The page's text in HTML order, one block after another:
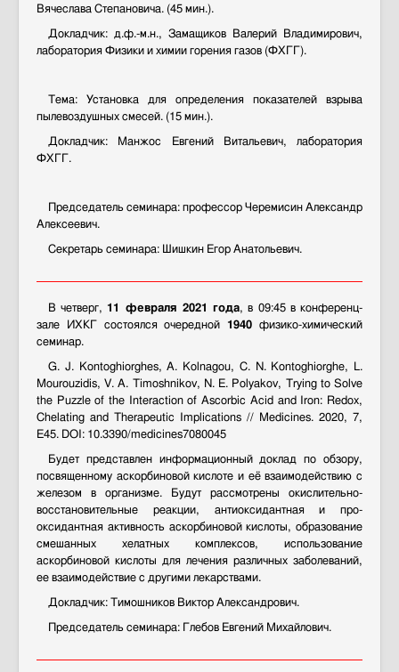
Вячеслава Степановича. (45 мин.).
Докладчик: д.ф.-м.н., Замащиков Валерий Владимирович,
лаборатория Физики и химии горения газов (ФХГГ).
Тема: Установка для определения показателей взрыва
пылевоздушных смесей. (15 мин.).
Докладчик: Манжос Евгений Витальевич, лаборатория
ФХГГ.
Председатель семинара: профессор Черемисин Александр
Алексеевич.
Секретарь семинара: Шишкин Егор Анатольевич.
В четверг, 11 февраля 2021 года, в 09:45 в конференц-
зале ИХКГ состоялся очередной 1940 физико-химический
семинар.
G. J. Kontoghiorghes, A. Kolnagou, C. N. Kontoghiorghe, L.
Mourouzidis, V. A. Timoshnikov, N. E. Polyakov, Trying to Solve
the Puzzle of the Interaction of Ascorbic Acid and Iron: Redox,
Chelating and Therapeutic Implications // Medicines. 2020, 7,
E45. DOI: 10.3390/medicines7080045
Будет представлен информационный доклад по обзору,
посвященному аскорбиновой кислоте и её взаимодействию с
железом в организме. Будут рассмотрены окислительно-
восстановительные реакции, антиоксидантная и про-
оксидантная активность аскорбиновой кислоты, образование
смешанных хелатных комплексов, использование
аскорбиновой кислоты для лечения различных заболеваний,
ее взаимодействие с другими лекарствами.
Докладчик: Тимошников Виктор Александрович.
Председатель семинара: Глебов Евгений Михайлович.